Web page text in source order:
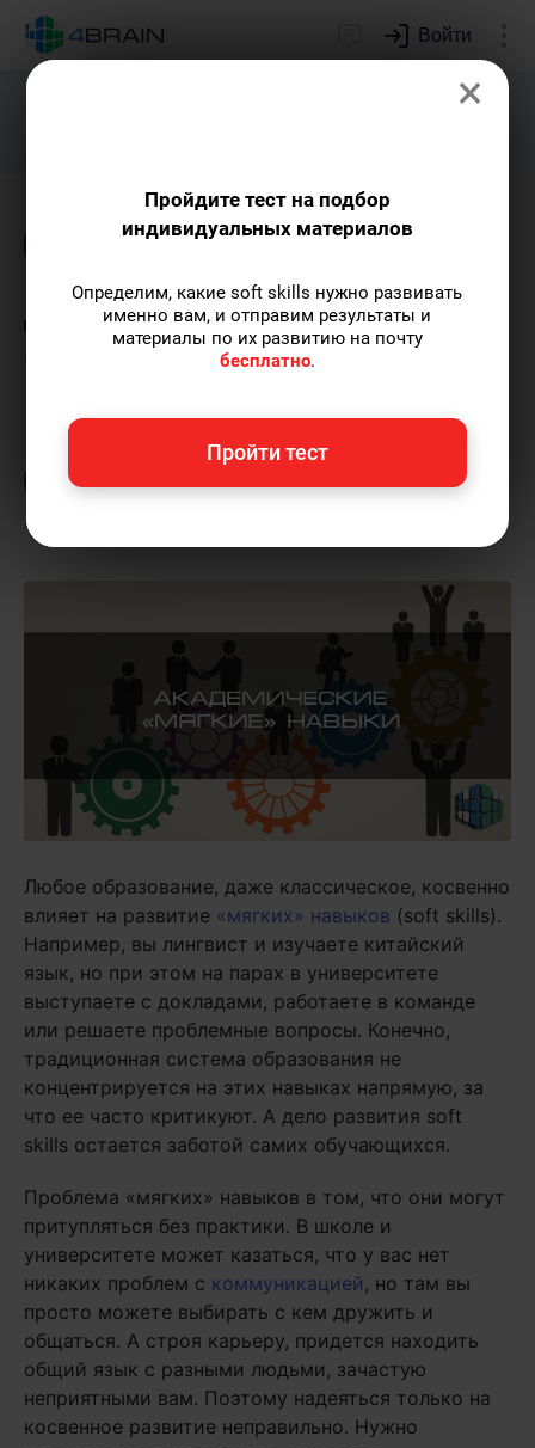
Войти
Подарим индивидуальный план
Образование
Девять академических
«мягких» навыков
Григорий Кшеминский
Пишу статьи по теме «Образование»
только, а также рекомендую курс«Лучшие
Любое образование, даже классическое, косвенно
влияет на развитие «мягких» навыков (soft skills).
Например, вы лингвист и изучаете китайский
язык, но при этом на парах в университете
выступаете с докладами, работаете в команде
или решаете проблемные вопросы. Конечно,
традиционная система образования не
концентрируется на этих навыках напрямую, за
что ее часто критикуют. А дело развития soft
skills остается заботой самих обучающихся.
Проблема «мягких» навыков в том, что они могут
притупляться без практики. В школе и
университете может казаться, что у вас нет
никаких проблем с коммуникацией , но там вы
просто можете выбирать с кем дружить и
общаться. А строя карьеру, придется находить
общий язык с разными людьми, зачастую
неприятными вам. Поэтому надеяться только на
косвенное развитие неправильно. Нужно
×
Пройдите тест на подбор
индивидуальных материалов
Определим, какие soft skills нужно развивать
именно вам, и отправим результаты и
материалы по их развитию на почту
бесплатно.
Пройти тест